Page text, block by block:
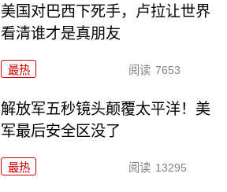
美国对巴西下死手，卢拉让世界
看清谁才是真朋友
最热 阅读 7653
解放军五秒镜头颠覆太平洋！美
军最后安全区没了
最热 阅读 13295